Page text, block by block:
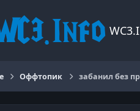
Оффтопик забанил без